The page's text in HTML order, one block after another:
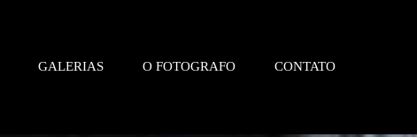
GALERIAS O FOTOGRAFO CONTATO